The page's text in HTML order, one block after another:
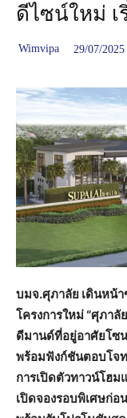
ดีไซน์ใหม่ เ
Wimvipa 29/07/2025
บมจ.ศุภาลัย เดินหน้า
โครงการใหม่ “ศุภาลั
ดีมานด์ที่อยู่อาศัยโซ
พร้อมฟังก์ชันตอบโจ
การเปิดตัวทาวน์โฮม
เปิดจองรอบพิเศษก่